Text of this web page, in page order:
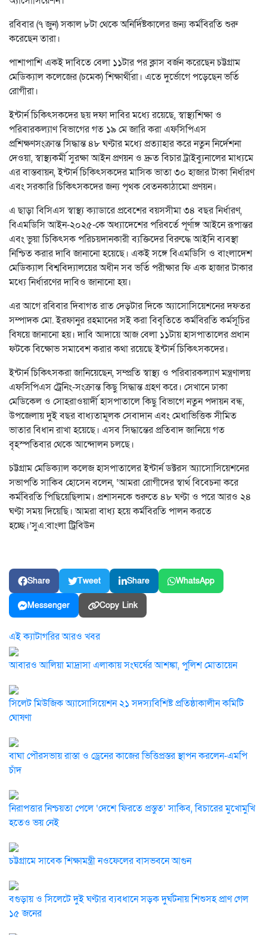
রবিবার (৭ জুন) সকাল ৮টা থেকে অনির্দিষ্টকালের জন্য কর্মবিরতি শুরু
করেছেন তারা।
পাশাপাশি একই দাবিতে বেলা ১১টার পর ক্লাস বর্জন করেছেন চট্টগ্রাম
মেডিক্যাল কলেজের (চমেক) শিক্ষার্থীরা। এতে দুর্ভোগে পড়েছেন ভর্তি
রোগীরা।
ইন্টার্ন চিকিৎসকদের ছয় দফা দাবির মধ্যে রয়েছে, স্বাস্থ্যশিক্ষা ও
পরিবারকল্যাণ বিভাগের গত ১৯ মে জারি করা এফসিপিএস
প্রশিক্ষণসংক্রান্ত সিদ্ধান্ত ৪৮ ঘণ্টার মধ্যে প্রত্যাহার করে নতুন নির্দেশনা
দেওয়া, স্বাস্থ্যকর্মী সুরক্ষা আইন প্রণয়ন ও দ্রুত বিচার ট্রাইব্যুনালের মাধ্যমে
এর বাস্তবায়ন, ইন্টার্ন চিকিৎসকদের মাসিক ভাতা ৩০ হাজার টাকা নির্ধারণ
এবং সরকারি চিকিৎসকদের জন্য পৃথক বেতনকাঠামো প্রণয়ন।
এ ছাড়া বিসিএস স্বাস্থ্য ক্যাডারে প্রবেশের বয়সসীমা ৩৪ বছর নির্ধারণ,
বিএমডিসি আইন-২০২৫-কে অধ্যাদেশের পরিবর্তে পূর্ণাঙ্গ আইনে রূপান্তর
এবং ভুয়া চিকিৎসক পরিচয়দানকারী ব্যক্তিদের বিরুদ্ধে আইনি ব্যবস্থা
নিশ্চিত করার দাবি জানানো হয়েছে। একই সঙ্গে বিএমডিসি ও বাংলাদেশ
মেডিক্যাল বিশ্ববিদ্যালয়ের অধীন সব ভর্তি পরীক্ষার ফি এক হাজার টাকার
মধ্যে নির্ধারণের দাবিও জানানো হয়।
এর আগে রবিবার দিবাগত রাত দেড়টার দিকে অ্যাসোসিয়েশনের দফতর
সম্পাদক মো. ইরফানুর রহমানের সই করা বিবৃতিতে কর্মবিরতি কর্মসূচির
বিষয়ে জানানো হয়। দাবি আদায়ে আজ বেলা ১১টায় হাসপাতালের প্রধান
ফটকে বিক্ষোভ সমাবেশ করার কথা রয়েছে ইন্টার্ন চিকিৎসকদের।
ইন্টার্ন চিকিৎসকরা জানিয়েছেন, সম্প্রতি স্বাস্থ্য ও পরিবারকল্যাণ মন্ত্রণালয়
এফসিপিএস ট্রেনিং-সংক্রান্ত কিছু সিদ্ধান্ত গ্রহণ করে। সেখানে ঢাকা
মেডিকেল ও সোহরাওয়ার্দী হাসপাতালে কিছু বিভাগে নতুন পদায়ন বন্ধ,
উপজেলায় দুই বছর বাধ্যতামূলক সেবাদান এবং মেধাভিত্তিক সীমিত
ভাতার বিধান রাখা হয়েছে। এসব সিদ্ধান্তের প্রতিবাদ জানিয়ে গত
বৃহস্পতিবার থেকে আন্দোলন চলছে।
চট্টগ্রাম মেডিক্যাল কলেজ হাসপাতালের ইন্টার্ন ডক্টরস অ্যাসোসিয়েশনের
সভাপতি সাকিব হোসেন বলেন, ‘আমরা রোগীদের স্বার্থ বিবেচনা করে
কর্মবিরতি পিছিয়েছিলাম। প্রশাসনকে শুরুতে ৪৮ ঘণ্টা ও পরে আরও ২৪
ঘণ্টা সময় দিয়েছি। আমরা বাধ্য হয়ে কর্মবিরতি পালন করতে
হচ্ছে।’সুএ:বাংলা ট্রিবিউন
Share Tweet Share WhatsApp
Messenger Copy Link
এই ক্যাটাগরির আরও খবর
আবারও আলিয়া মাদ্রাসা এলাকায় সংঘর্ষের আশঙ্কা, পুলিশ মোতায়েন
সিলেট মিউজিক অ্যাসোসিয়েশন ২১ সদস্যবিশিষ্ট প্রতিষ্ঠাকালীন কমিটি
ঘোষণা
বাঘা পৌরসভায় রাস্তা ও ড্রেনের কাজের ভিত্তিপ্রস্তর স্থাপন করলেন-এমপি
চাঁদ
নিরাপত্তার নিশ্চয়তা পেলে ‘দেশে ফিরতে প্রস্তুত’ সাকিব, বিচারের মুখোমুখি
হতেও ভয় নেই
চট্টগ্রামে সাবেক শিক্ষামন্ত্রী নওফেলের বাসভবনে আগুন
বগুড়ায় ও সিলেটে দুই ঘণ্টার ব্যবধানে সড়ক দুর্ঘটনায় শিশুসহ প্রাণ গেল
১৫ জনের